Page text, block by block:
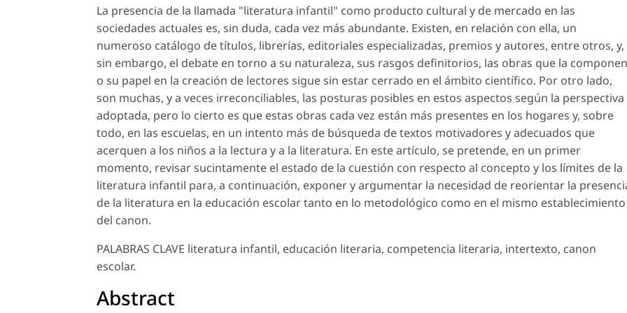
La presencia de la llamada "literatura infantil" como producto cultural y de mercado en las
sociedades actuales es, sin duda, cada vez más abundante. Existen, en relación con ella, un
numeroso catálogo de títulos, librerías, editoriales especializadas, premios y autores, entre otros, y,
sin embargo, el debate en torno a su naturaleza, sus rasgos definitorios, las obras que la componen
o su papel en la creación de lectores sigue sin estar cerrado en el ámbito científico. Por otro lado,
son muchas, y a veces irreconciliables, las posturas posibles en estos aspectos según la perspectiva
adoptada, pero lo cierto es que estas obras cada vez están más presentes en los hogares y, sobre
todo, en las escuelas, en un intento más de búsqueda de textos motivadores y adecuados que
acerquen a los niños a la lectura y a la literatura. En este artículo, se pretende, en un primer
momento, revisar sucintamente el estado de la cuestión con respecto al concepto y los límites de la
literatura infantil para, a continuación, exponer y argumentar la necesidad de reorientar la
de la literatura en la educación escolar tanto en lo metodológico como en el mismo establecimiento
del canon.
PALABRAS CLAVE literatura infantil, educación literaria, competencia literaria, intertexto, canon
escolar.
Abstract